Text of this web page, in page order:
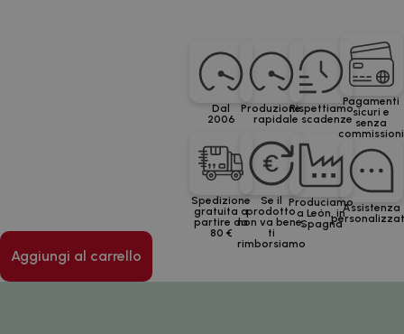
Dal
2006
Produzione
rapida
Rispettiamo
le scadenze
Pagamenti
sicuri e
senza
commissioni
Spedizione
gratuita a
partire da
80 €
Se il
prodotto
non va bene,
ti
rimborsiamo
Produciamo
a León, in
Spagna
Assistenza
Aggiungi al carrello